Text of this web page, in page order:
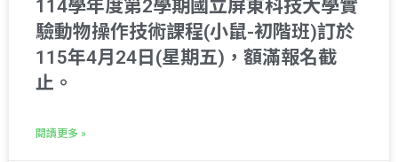
114學年度第2學期國立屏東科技大學實
驗動物操作技術課程(小鼠-初階班)訂於
115年4月24日(星期五)，額滿報名截
止。
閱讀更多 »